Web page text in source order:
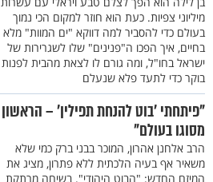
מיליוני צפיות. כעת הוא חוזר למקום הכי נמוך
בעולם כדי להסביר למה דווקא "ים המוות" מלא
בחיים, איך הפכו ה"פנינים" שלו לשגרירות של
ישראל בחו"ל, ומה גורם לו לצאת מהבית לפנות
בוקר כדי לתעד פלא שנעלם
"פיתחתי 'בוט להנחת תפילין' – הראשון
מסוגו בעולם"
הרב אלחנן אהרון, המוכר בבני ברק כמי שלא
משאיר אף בעיה הלכתית ללא פתרון, מציג את
המיזם החדש: "הבוט היהודי". בשיחה מרתקת